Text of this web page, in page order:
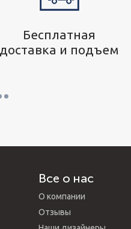
Бесплатная
доставка и подъем
Все о нас
О компании
Отзывы